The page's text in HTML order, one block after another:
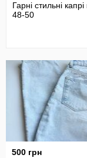
Гарні стильні капрі
48-50
500 грн